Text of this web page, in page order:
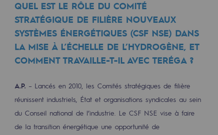
Préservation de la biodiversité
Gestion des impacts
Responsabilité sociale et territoriale
Energiz Mouv
Energiz Mouv
Le programme social et territorial de
QUEL EST LE RÔLE DU COMITÉ
STRATÉGIQUE DE FILIÈRE NOUVEAUX
SYSTÈMES ÉNERGÉTIQUES (CSF NSE) DANS
LA MISE À L’ÉCHELLE DE L’HYDROGÈNE, ET
COMMENT TRAVAILLE-T-IL AVEC TERÉGA ?
A.P. – Lancés en 2010, les Comités stratégiques de filière
réunissent industriels, État et organisations syndicales au sein
du Conseil national de l’industrie. Le CSF NSE vise à faire
de la transition énergétique une opportunité de